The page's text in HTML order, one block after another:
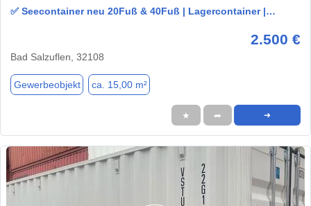
✅ Seecontainer neu 20Fuß & 40Fuß | Lagercontainer |…
2.500 €
Bad Salzuflen, 32108
Gewerbeobjekt ca. 15,00 m²
★ ➦ ➜